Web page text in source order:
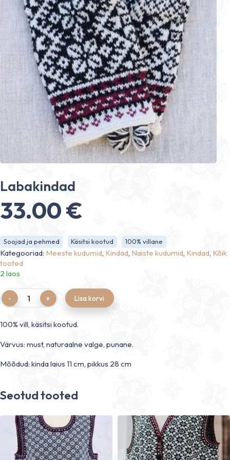
Labakindad
33.00€
Soojad ja pehmed Käsitsi kootud 100% villane
Kategooriad: Meeste kudumid, Kindad, Naiste kudumid, Kindad, Kõik
tooted
2 laos
Quantity Lisa korvi
100% vill, käsitsi kootud.
Värvus: must, naturaalne valge, punane.
Mõõdud: kinda laius 11 cm, pikkus 28 cm
Seotud tooted